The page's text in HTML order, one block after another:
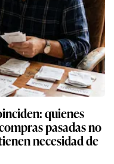
quienes
pasadas no
necesidad de